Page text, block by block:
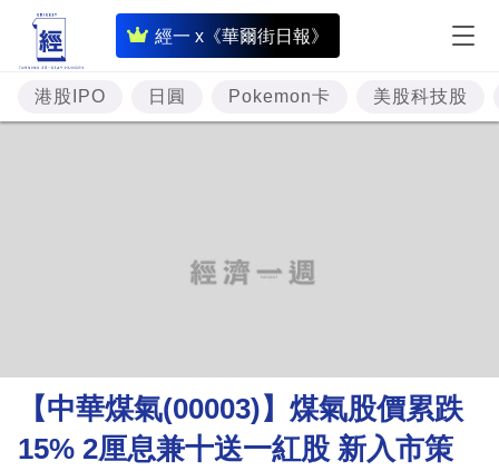
經一 x《華爾街日報》
即
時
財
經
理
財
商
港股IPO 日圓 Pokemon卡 美股科技股
【中華煤氣(00003)】煤氣股價累跌
15% 2厘息兼十送一紅股 新入市策